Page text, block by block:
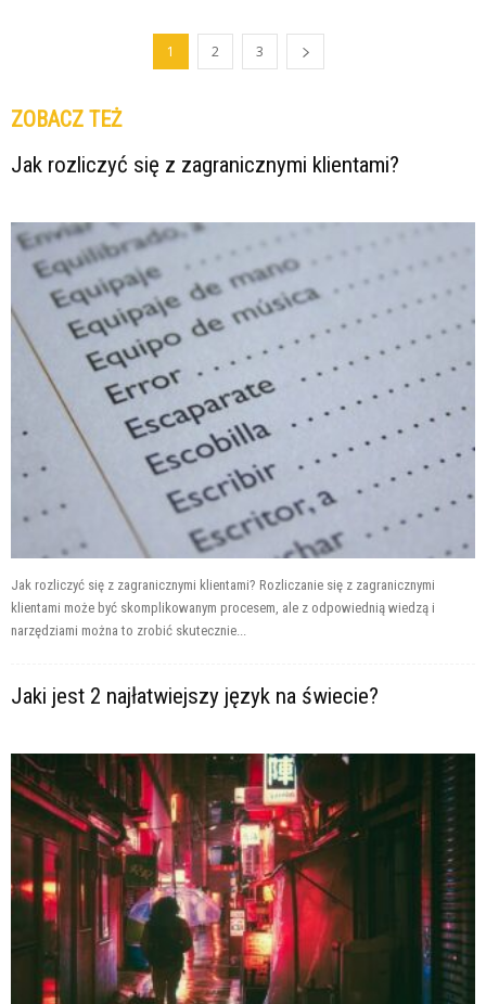
1 2 3
ZOBACZ TEŻ
Jak rozliczyć się z zagranicznymi klientami?
Jak rozliczyć się z zagranicznymi klientami? Rozliczanie się z zagranicznymi
klientami może być skomplikowanym procesem, ale z odpowiednią wiedzą i
narzędziami można to zrobić skutecznie...
Jaki jest 2 najłatwiejszy język na świecie?